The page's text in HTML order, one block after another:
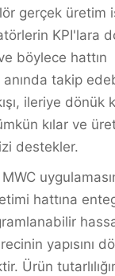
gerçek üretim
KPI'lara
böylece hattın
anında takip
ileriye dönük
kılar ve
destekler.
hattına
yapısını
Ürün